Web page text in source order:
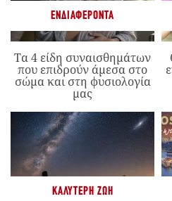
ΕΝΔΙΑΦΈΡΟΝΤΑ
Τα 4 είδη συναισθημάτων
που επιδρούν άμεσα στο
σώμα και στη φυσιολογία
μας
ΚΑΛΎΤΕΡΗ ΖΩΉ